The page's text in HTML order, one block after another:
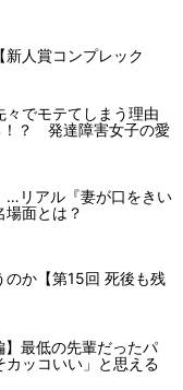
新人賞コンプレック
でモテてしまう理由
？ 発達障害女子の愛
…リアル『妻が口をきい
面とは？
のか【第15回 死後も残
】最低の先輩だったパ
カッコいい」と思える